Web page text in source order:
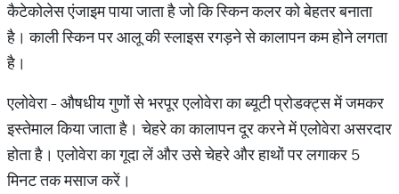
कैटेकोलेस एंजाइम पाया जाता है जो कि स्किन कलर को बेहतर बनाता
है। काली स्किन पर आलू की स्लाइस रगड़ने से कालापन कम होने लगता
है।
एलोवेरा - औषधीय गुणों से भरपूर एलोवेरा का ब्यूटी प्रोडक्ट्स में जमकर
इस्तेमाल किया जाता है। चेहरे का कालापन दूर करने में एलोवेरा असरदार
होता है। एलोवेरा का गूदा लें और उसे चेहरे और हाथों पर लगाकर 5
मिनट तक मसाज करें।